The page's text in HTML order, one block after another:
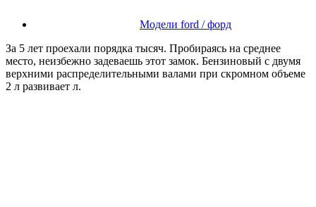
Модели ford / форд
За 5 лет проехали порядка тысяч. Пробираясь на среднее
место, неизбежно задеваешь этот замок. Бензиновый с двумя
верхними распределительными валами при скромном объеме
2 л развивает л.